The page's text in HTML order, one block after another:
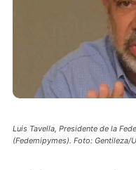
Luis Tavella, Presidente de la
(Fedemipymes). Foto: Gentileza/